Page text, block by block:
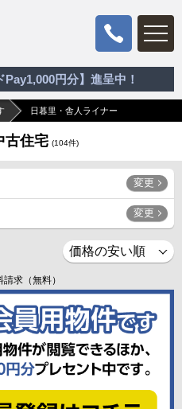
円分】進呈中！
日暮里・舎人ライナー
古住宅 (104件)
変更
変更
求（無料）